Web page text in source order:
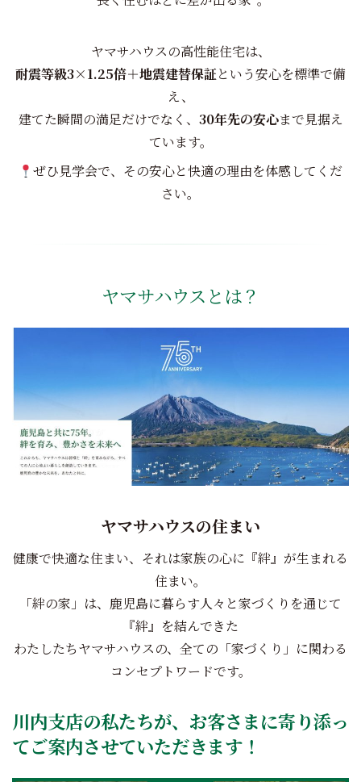
ヤマサハウスの高性能住宅は、
耐震等級3×1.25倍＋地震建替保証という安心を標準で備
え、
建てた瞬間の満足だけでなく、 30年先の安心まで見据え
ています。
ぜひ見学会で、その安心と快適の理由を体感してくだ
さい。
ヤマサハウスとは？
ヤマサハウスの住まい
健康で快適な住まい、それは家族の心に『絆』が生まれる
住まい。
「絆の家」は、鹿児島に暮らす人々と家づくりを通じて
『絆』を結んできた
わたしたちヤマサハウスの、全ての「家づくり」に関わる
コンセプトワードです。
川内支店の私たちが、お客さまに寄り添っ
てご案内させていただきます！